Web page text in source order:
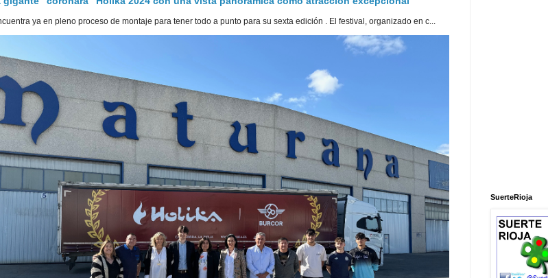
ya en pleno proceso de montaje para tener todo a punto para su sexta edición . El festival, organizado en c...
SuerteRioja